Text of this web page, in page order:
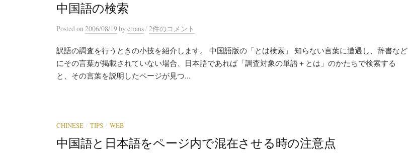
中国語の検索
Postedon 2006/08/19by ctrans/2件のコメント
訳語の調査を行うときの小技を紹介します。 中国語版の「とは検索」 知らない言葉に遭遇し、辞書など
にその言葉が掲載されていない場合、日本語であれば「調査対象の単語＋とは」のかたちで検索する
と、その言葉を説明したページが見つ...
CHINESE / TIPS / WEB
中国語と日本語をページ内で混在させる時の注意点